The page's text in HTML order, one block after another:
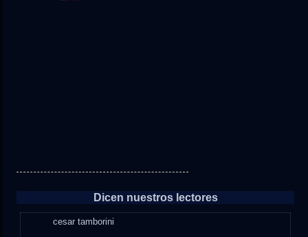
Dicen nuestros lectores
cesar tamborini